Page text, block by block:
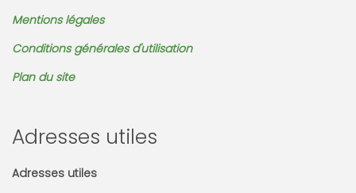
Mentions légales
Conditions générales d'utilisation
Plan du site
Adresses utiles
Adresses utiles